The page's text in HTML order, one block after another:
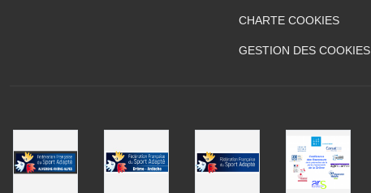
CHARTE COOKIES
GESTION DES COOKIES